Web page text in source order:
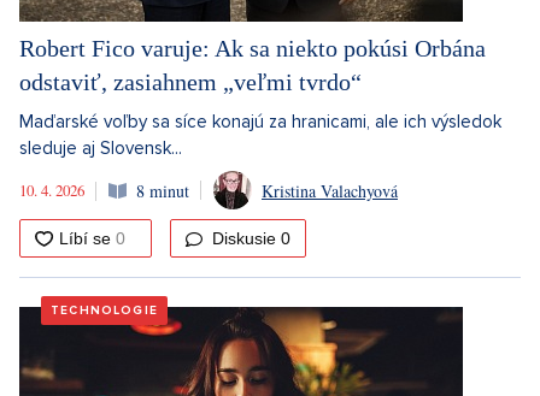
Robert Fico varuje: Ak sa niekto pokúsi Orbána
odstaviť, zasiahnem „veľmi tvrdo“
Maďarské voľby sa síce konajú za hranicami, ale ich výsledok
sleduje aj Slovensk...
10. 4. 2026
8 minut Kristina Valachyová
Diskusie 0
TECHNOLOGIE